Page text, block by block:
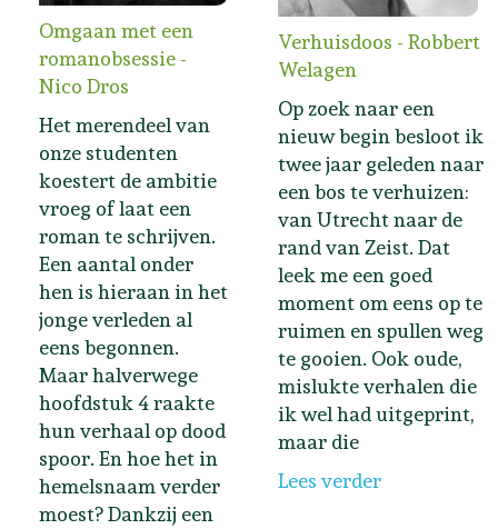
Omgaan met een
romanobsessie -
Nico Dros
Het merendeel van
onze studenten
koestert de ambitie
vroeg of laat een
roman te schrijven.
Een aantal onder
hen is hieraan in het
jonge verleden al
eens begonnen.
Maar halverwege
hoofdstuk 4 raakte
hun verhaal op dood
spoor. En hoe het in
hemelsnaam verder
moest? Dankzij een
Verhuisdoos - Robbert
Welagen
Op zoek naar een
nieuw begin besloot ik
twee jaar geleden naar
een bos te verhuizen:
van Utrecht naar de
rand van Zeist. Dat
leek me een goed
moment om eens op te
ruimen en spullen weg
te gooien. Ook oude,
mislukte verhalen die
ik wel had uitgeprint,
maar die
Lees verder